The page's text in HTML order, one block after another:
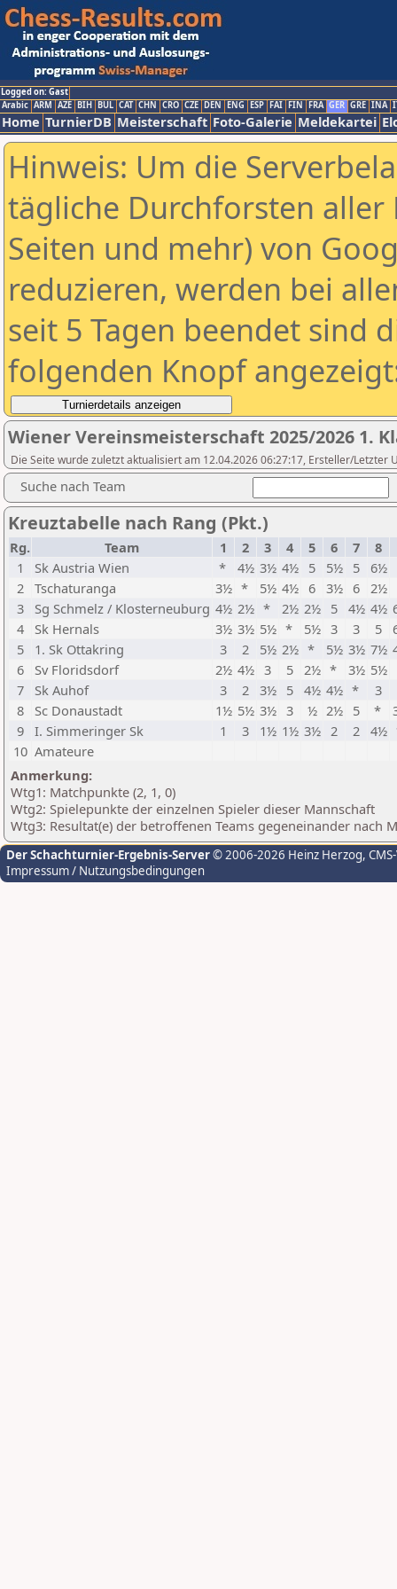
Logged on: Gast
Arabic ARM AZE BIH BUL CAT CHN CRO CZE DEN ENG ESP FAI FIN FRA GER GRE INA
Home TurnierDB Meisterschaft Foto-Galerie Meldekartei
Hinweis: Um die
tägliche Durchforsten aller
Seiten und mehr) von
reduzieren, werden bei
seit 5 Tagen beendet sind
folgenden Knopf
Wiener Vereinsmeisterschaft 2025/2026 1.
Die Seite wurde zuletzt aktualisiert am 12.04.2026 06:27:17, Ersteller/Letzter
Suche nach Team
Kreuztabelle nach Rang (Pkt.)
Rg. Team 1 2 3 4 5 6 7
8
1
Sk Austria Wien * 4½ 3½ 4½ 5 5½ 5
6½
2 Tschaturanga 3½ * 5½ 4½ 6 3½ 6 2½
3
Sg Schmelz / Klosterneuburg 4½ 2½ * 2½ 2½ 5 4½ 4½
4
Sk Hernals 3½ 3½ 5½ * 5½ 3 3 5
5
1. Sk Ottakring 3 2 5½ 2½ * 5½ 3½ 7½
6
Sv Floridsdorf 2½ 4½ 3 5 2½ * 3½ 5½
7
Sk Auhof 3 2 3½ 5 4½ 4½ *
3
8
Sc Donaustadt 1½ 5½ 3½ 3 ½ 2½ 5 *
9 I. Simmeringer Sk 1 3 1½ 1½ 3½ 2 2 4½
10 Amateure
Anmerkung:
Wtg1: Matchpunkte (2, 1, 0)
Wtg2: Spielepunkte der einzelnen Spieler dieser Mannschaft
Wtg3: Resultat(e) der betroffenen Teams gegeneinander nach
Der Schachturnier-Ergebnis-Server© 2006-2026 Heinz Herzog,
Impressum / Nutzungsbedingungen